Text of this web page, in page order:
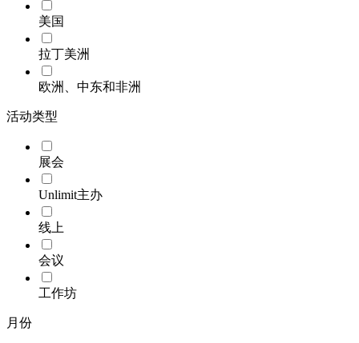
美国
拉丁美洲
欧洲、中东和非洲
活动类型
展会
Unlimit主办
线上
会议
工作坊
月份